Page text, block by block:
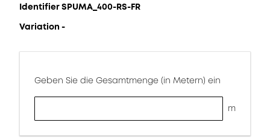
Identifier SPUMA_400-RS-FR
Variation -
Geben Sie die Gesamtmenge (in Metern) ein
m